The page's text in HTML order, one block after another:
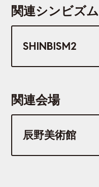
関連シンビズム
SHINBISM2
関連会場
辰野美術館